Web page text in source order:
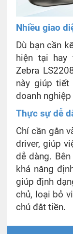
Nhiều giao
Dù bạn cần
hiện tại hay
Zebra
này giúp
doanh
Thực sự dễ
Chỉ cần gắn
driver, giúp
dễ dàng.
khả năng
giúp định
chủ, loại bỏ
chủ đắt tiền.